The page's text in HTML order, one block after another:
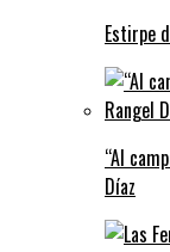
Estirpe
“Al
Díaz